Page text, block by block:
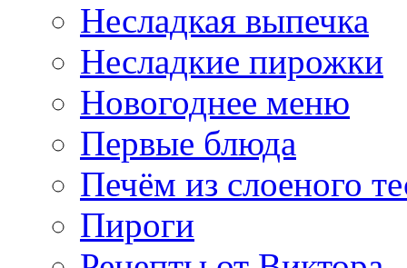
Несладкая выпечка
Несладкие пирожки
Новогоднее меню
Первые блюда
Печём из слоеного
Пироги